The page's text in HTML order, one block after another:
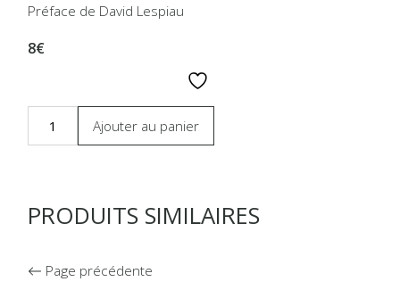
Préface de David Lespiau
8€
Ajouter au panier
PRODUITS SIMILAIRES
Page précédente